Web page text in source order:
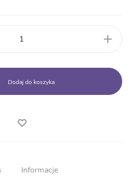
Dodaj do koszyka
Informacje